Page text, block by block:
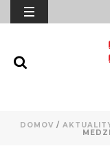
DOMOV/